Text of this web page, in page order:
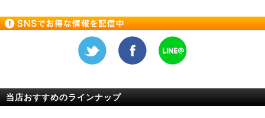
当店おすすめのラインナップ